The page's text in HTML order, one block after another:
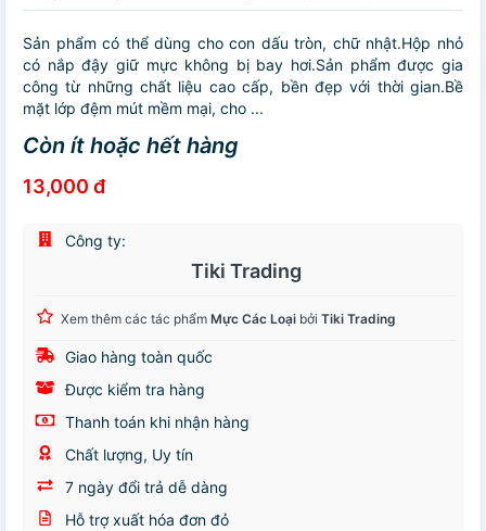
Sản phẩm có thể dùng cho con dấu tròn, chữ nhật.Hộp nhỏ
có nắp đậy giữ mực không bị bay hơi.Sản phẩm được gia
công từ những chất liệu cao cấp, bền đẹp với thời gian.Bề
mặt lớp đệm mút mềm mại, cho ...
Còn ít hoặc hết hàng
13,000 đ
Công ty:
Tiki Trading
Xem thêm các tác phẩm Mực Các Loại bởi Tiki Trading
Giao hàng toàn quốc
Được kiểm tra hàng
Thanh toán khi nhận hàng
Chất lượng, Uy tín
7 ngày đổi trả dễ dàng
Hỗ trợ xuất hóa đơn đỏ